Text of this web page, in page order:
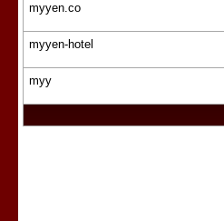
myyen.co
myyen-hotel
myy